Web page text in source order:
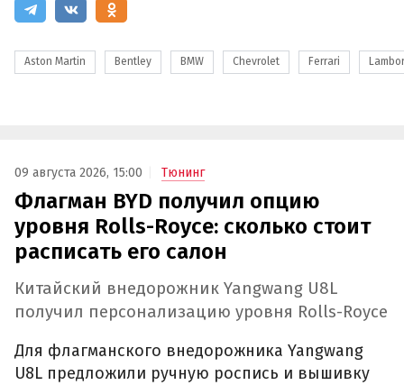
Aston Martin Bentley BMW Chevrolet Ferrari
09 августа 2026, 15:00 Тюнинг
Флагман BYD получил опцию
уровня Rolls-Royce: сколько стоит
расписать его салон
Китайский внедорожник Yangwang U8L
получил персонализацию уровня Rolls-Royce
Для флагманского внедорожника Yangwang
U8L предложили ручную роспись и вышивку